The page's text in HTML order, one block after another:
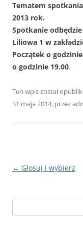
Tematem
2013 rok.
Spotkanie
Liliowa 1 w
Początek o
o godzinie 19.00.
Ten wpis został
31 maja 2014, przez
Nawigacja
← Głosuj i wybierz